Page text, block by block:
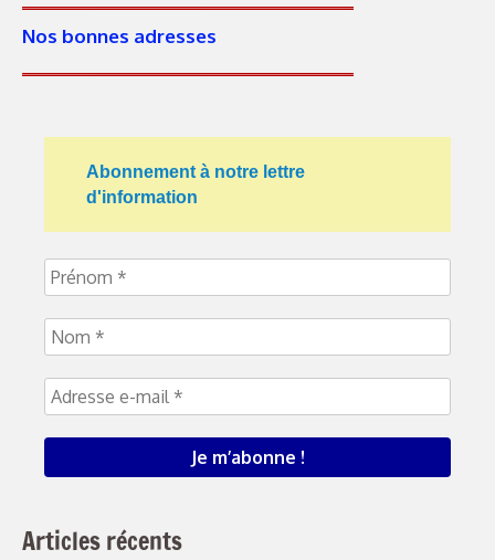
Nos bonnes adresses
Abonnement à notre lettre
d'information
Articles récents